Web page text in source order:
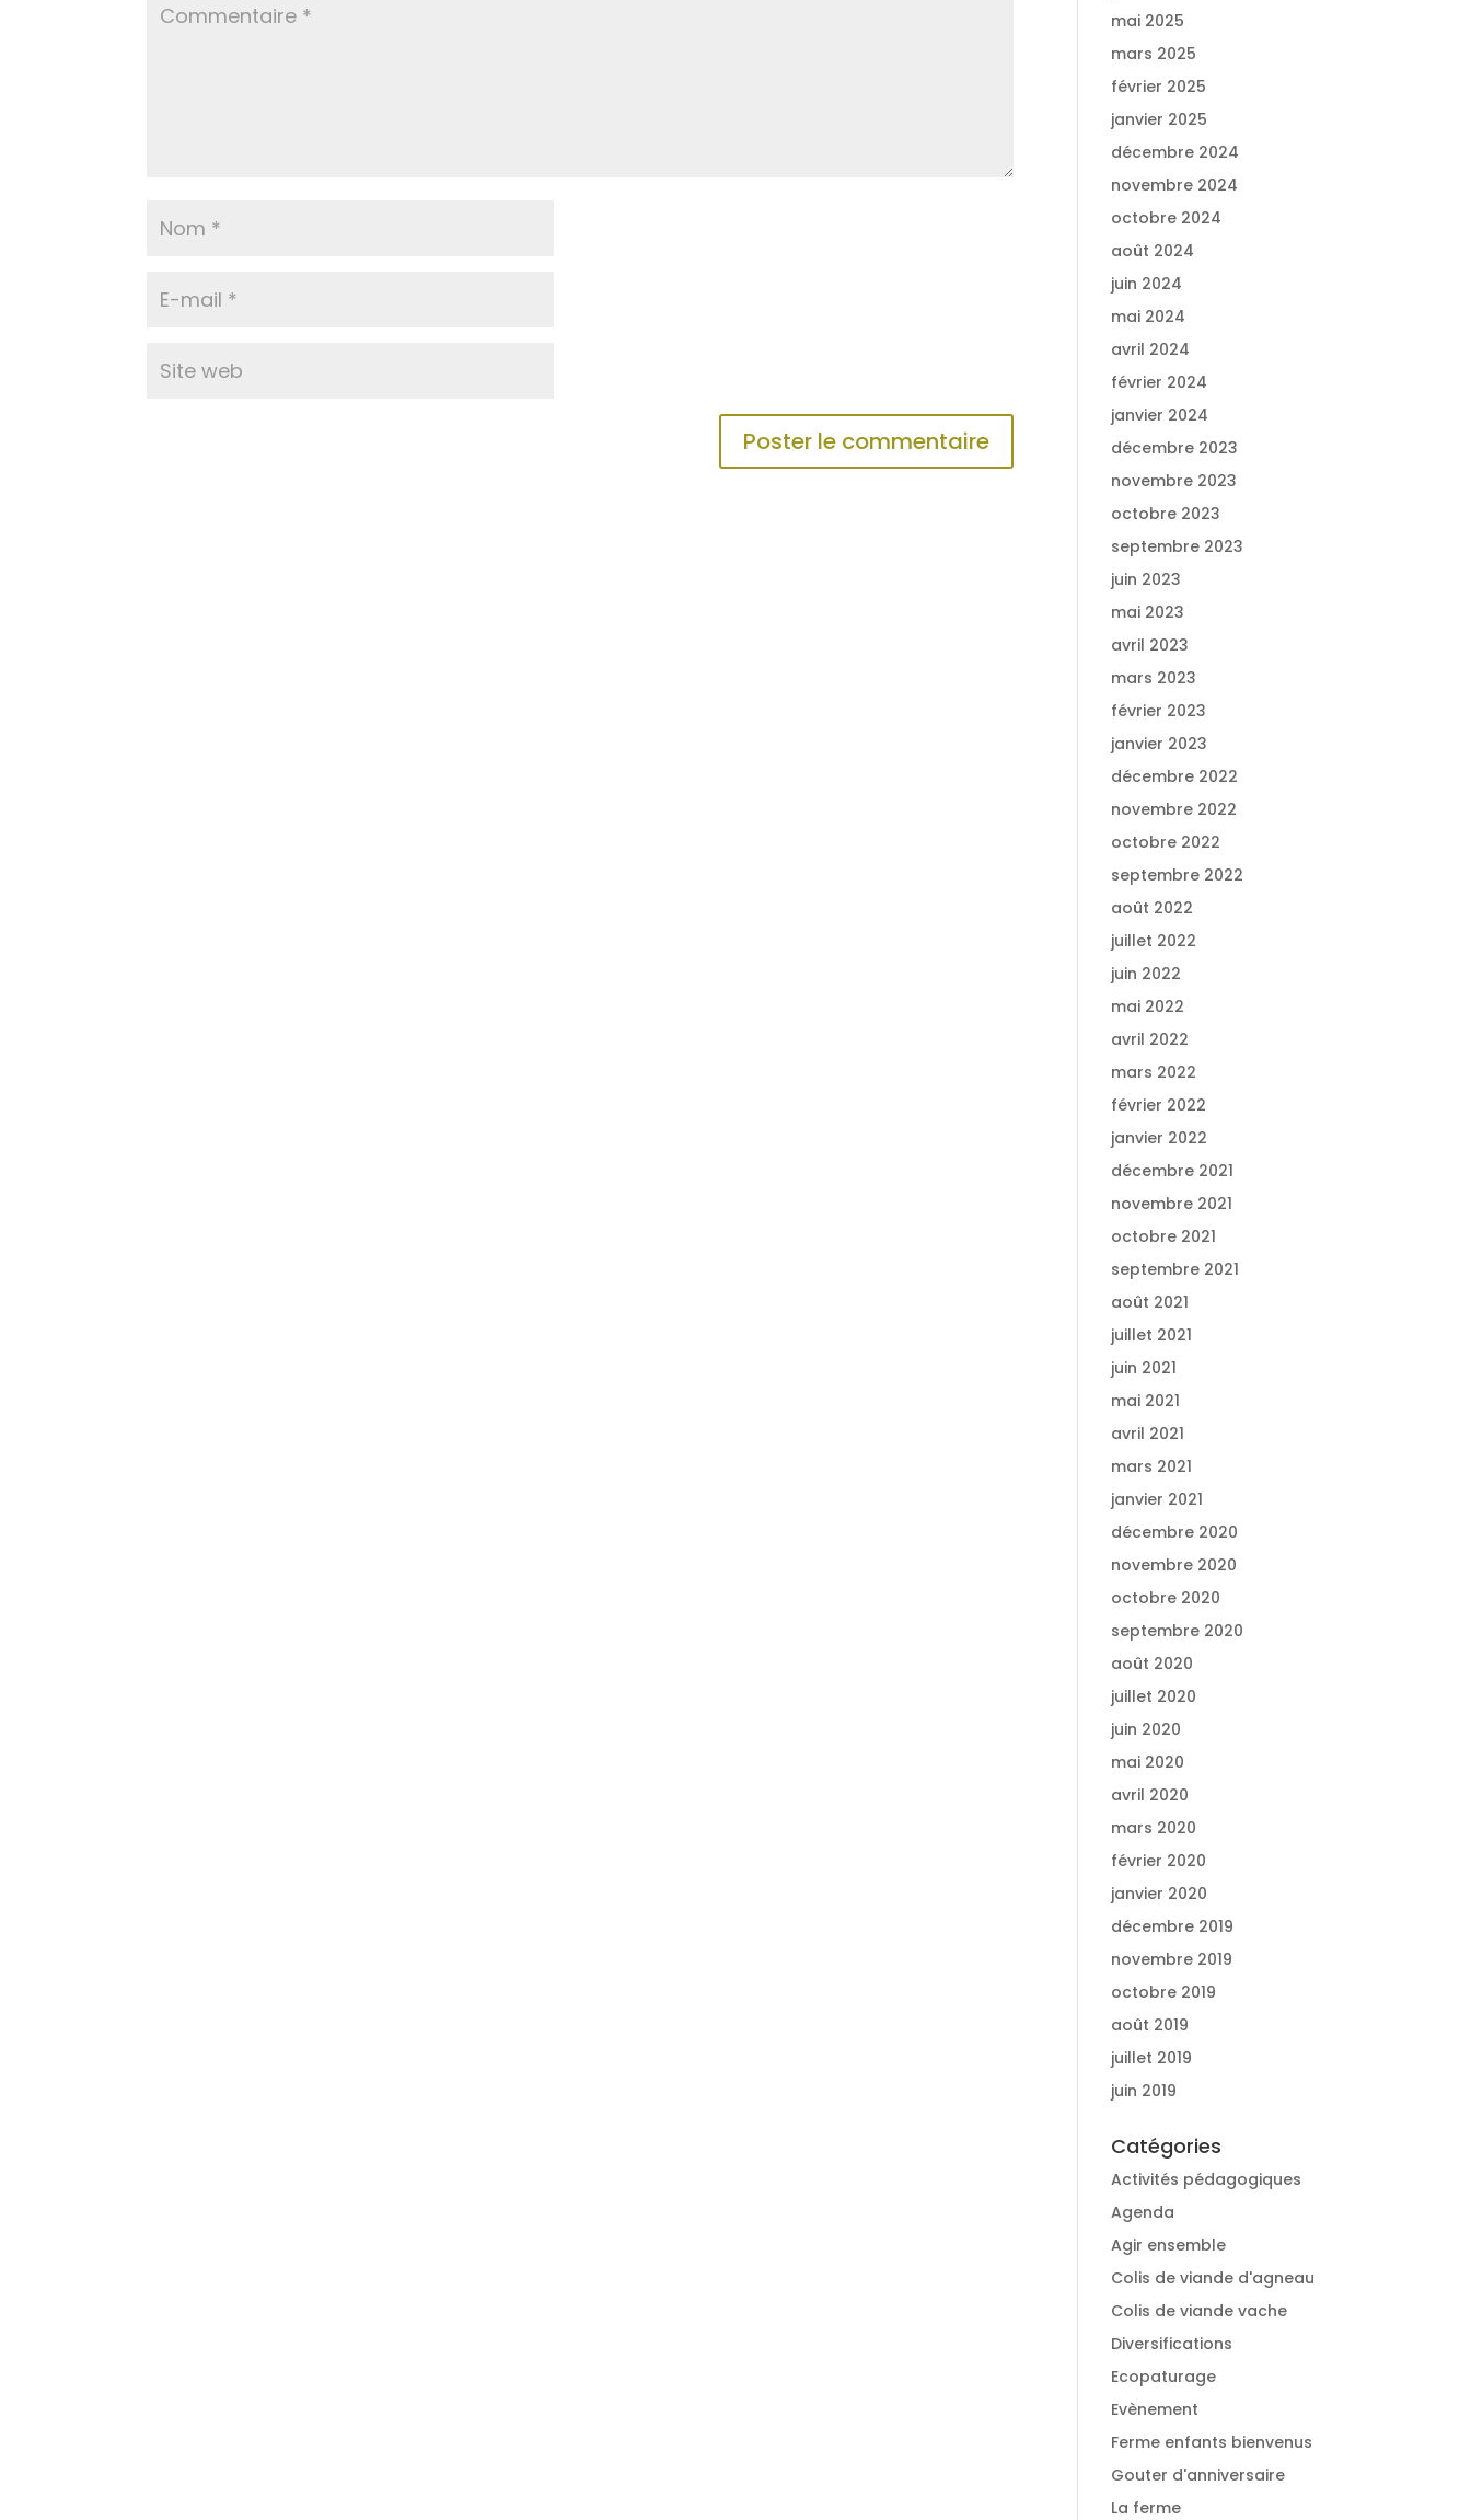
mai 2025
mars 2025
février 2025
janvier 2025
décembre 2024
novembre 2024
octobre 2024
août 2024
juin 2024
mai 2024
avril 2024
février 2024
janvier 2024
décembre 2023
novembre 2023
octobre 2023
septembre 2023
juin 2023
mai 2023
avril 2023
mars 2023
février 2023
janvier 2023
décembre 2022
novembre 2022
octobre 2022
septembre 2022
août 2022
juillet 2022
juin 2022
mai 2022
avril 2022
mars 2022
février 2022
janvier 2022
décembre 2021
novembre 2021
octobre 2021
septembre 2021
août 2021
juillet 2021
juin 2021
mai 2021
avril 2021
mars 2021
janvier 2021
décembre 2020
novembre 2020
octobre 2020
septembre 2020
août 2020
juillet 2020
juin 2020
mai 2020
avril 2020
mars 2020
février 2020
janvier 2020
décembre 2019
novembre 2019
octobre 2019
août 2019
juillet 2019
juin 2019
Catégories
Activités pédagogiques
Agenda
Agir ensemble
Colis de viande d'agneau
Colis de viande vache
Diversifications
Ecopaturage
Evènement
Ferme enfants bienvenus
Gouter d'anniversaire
La ferme